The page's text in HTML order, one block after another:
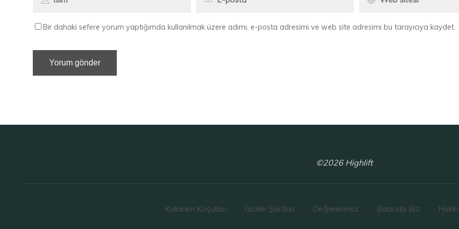
Bir dahaki sefere yorum yaptığımda kullanılmak üzere adımı, e-posta adresimi ve web site adresimi bu tarayıcıya kaydet.
©2026 Highlift
Kullanım Koşulları Gizlilik Şartları Değerlerimiz Basında Biz